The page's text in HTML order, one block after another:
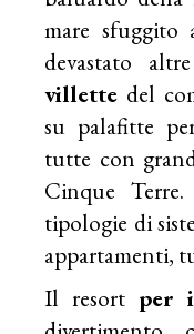
mare sfuggito
devastato
villette del
su palafitte
tutte con
Cinque
tipologie di
appartamenti,
Il resort per